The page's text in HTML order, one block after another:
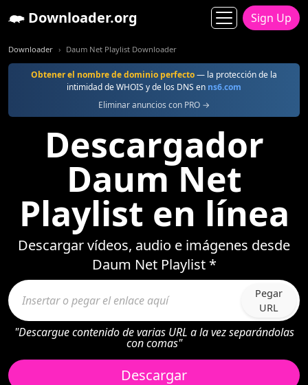
Downloader.org Sign Up
Downloader Daum Net Playlist Downloader
Obtener el nombre de dominio perfecto— la protección de la
intimidad de WHOIS y de los DNS en ns6.com
Eliminar anuncios con PRO →
Descargador
Daum Net
Playlist en línea
Descargar vídeos, audio e imágenes desde
Daum Net Playlist *
Pegar
URL
"Descargue contenido de varias URL a la vez separándolas
con comas"
Descargar